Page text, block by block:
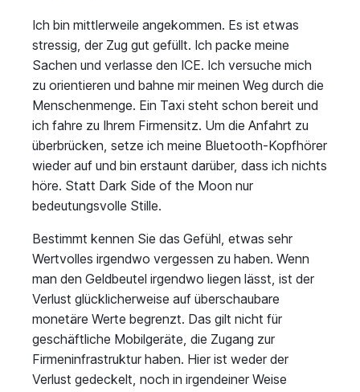
Ich bin mittlerweile angekommen. Es ist etwas
stressig, der Zug gut gefüllt. Ich packe meine
Sachen und verlasse den ICE. Ich versuche mich
zu orientieren und bahne mir meinen Weg durch die
Menschenmenge. Ein Taxi steht schon bereit und
ich fahre zu Ihrem Firmensitz. Um die Anfahrt zu
überbrücken, setze ich meine Bluetooth-Kopfhörer
wieder auf und bin erstaunt darüber, dass ich nichts
höre. Statt Dark Side of the Moon nur
bedeutungsvolle Stille.
Bestimmt kennen Sie das Gefühl, etwas sehr
Wertvolles irgendwo vergessen zu haben. Wenn
man den Geldbeutel irgendwo liegen lässt, ist der
Verlust glücklicherweise auf überschaubare
monetäre Werte begrenzt. Das gilt nicht für
geschäftliche Mobilgeräte, die Zugang zur
Firmeninfrastruktur haben. Hier ist weder der
Verlust gedeckelt, noch in irgendeiner Weise